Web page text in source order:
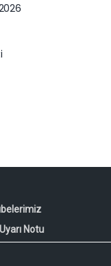
Uyarı Notu